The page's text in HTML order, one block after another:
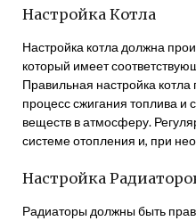
Настройка Котла
Настройка котла должна
который имеет
Правильная настройка
процесс сжигания топлива и
веществ в атмосферу.
системе отопления и, при
Настройка
Радиаторы должны быть